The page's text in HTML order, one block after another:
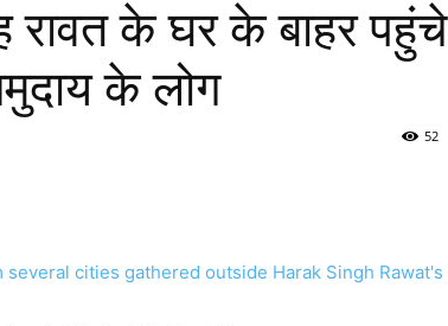
रावत के घर के बाहर पहुंचे
के लोग
52